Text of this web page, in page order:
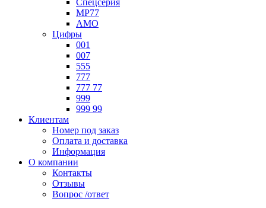
Спецсерия
МР77
АМО
Цифры
001
007
555
777
777 77
999
999 99
Клиентам
Номер под заказ
Оплата и доставка
Информация
О компании
Контакты
Отзывы
Вопрос /ответ